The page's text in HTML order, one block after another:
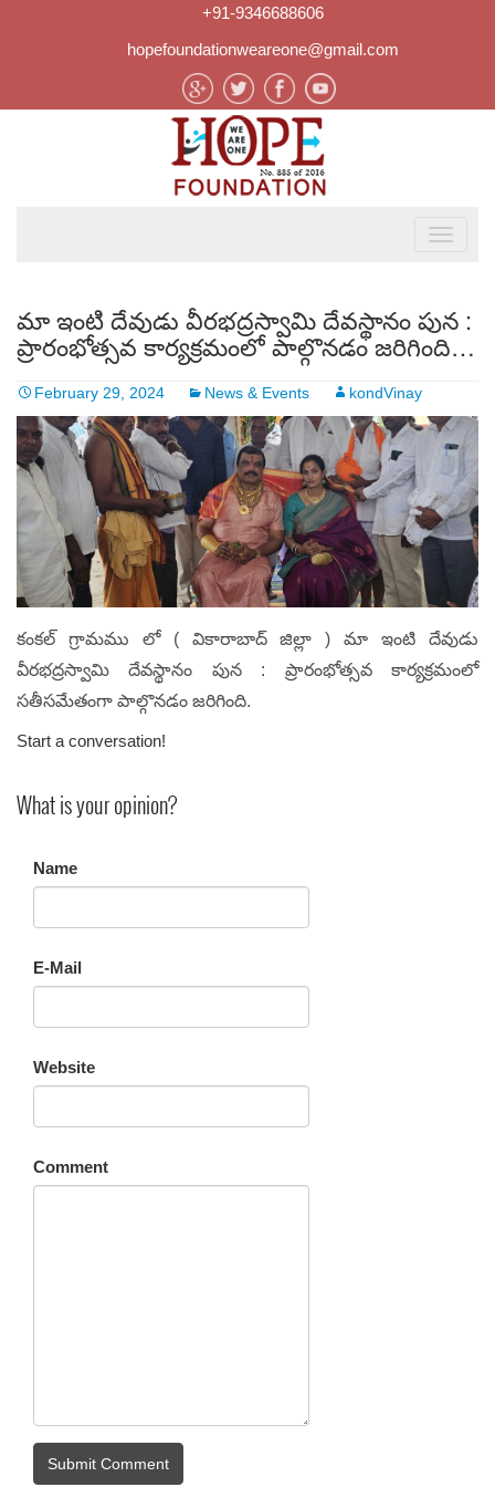
+91-9346688606
hopefoundationweareone@gmail.com
మా ఇంటి దేవుడు వీరభద్రస్వామి దేవస్థానం పున :
ప్రారంభోత్సవ కార్యక్రమంలో పాల్గొనడం జరిగింది…
February 29, 2024 News & Events kondVinay
కంకల్ గ్రామము లో ( వికారాబాద్ జిల్లా ) మా ఇంటి దేవుడు
వీరభద్రస్వామి దేవస్థానం పున : ప్రారంభోత్సవ కార్యక్రమంలో
సతీసమేతంగా పాల్గొనడం జరిగింది.
Start a conversation!
What is your opinion?
Name
E-Mail
Website
Comment
Submit Comment